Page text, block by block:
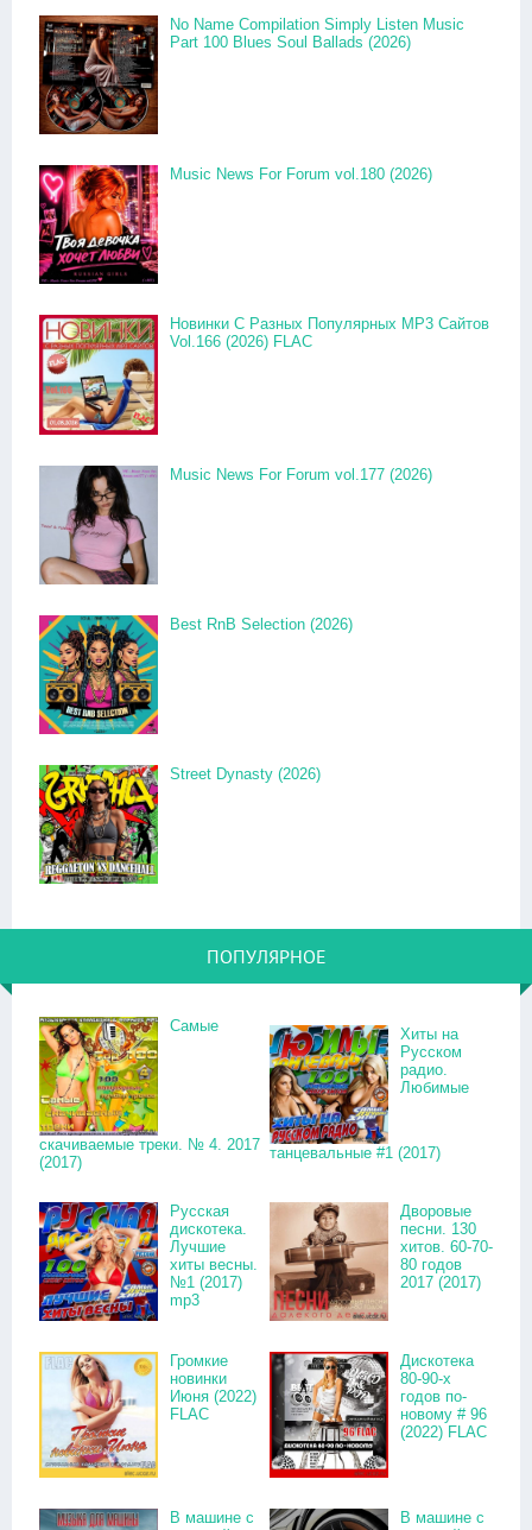
No Name Compilation Simply Listen Music
Part 100 Blues Soul Ballads (2026)
Music News For Forum vol.180 (2026)
Новинки С Разных Популярных MP3 Сайтов
Vol.166 (2026) FLAC
Music News For Forum vol.177 (2026)
Best RnB Selection (2026)
Street Dynasty (2026)
ПОПУЛЯРНОЕ
Самые
скачиваемые треки. № 4. 2017
(2017)
Хиты на
Русском
радио.
Любимые
танцевальные #1 (2017)
Русская
дискотека.
Лучшие
хиты весны.
№1 (2017)
mp3
Дворовые
песни. 130
хитов. 60-70-
80 годов
2017 (2017)
Громкие
новинки
Июня (2022)
FLAC
Дискотека
80-90-х
годов по-
новому # 96
(2022) FLAC
В машине с
В машине с